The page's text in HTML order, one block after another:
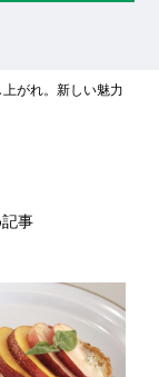
がれ。新しい魅力
事